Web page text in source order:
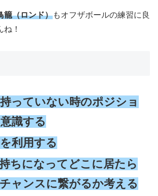
籠（ロンド）もオフザボールの練習に良
！
っていない時のポジショ
識する
利用する
ちになってどこに居たら
ャンスに繋がるか考える